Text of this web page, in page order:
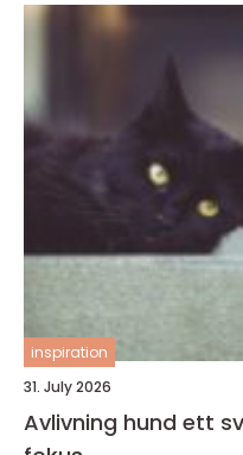
inspiration
31. July 2026
Avlivning hund ett svårt beslut med omsorg i